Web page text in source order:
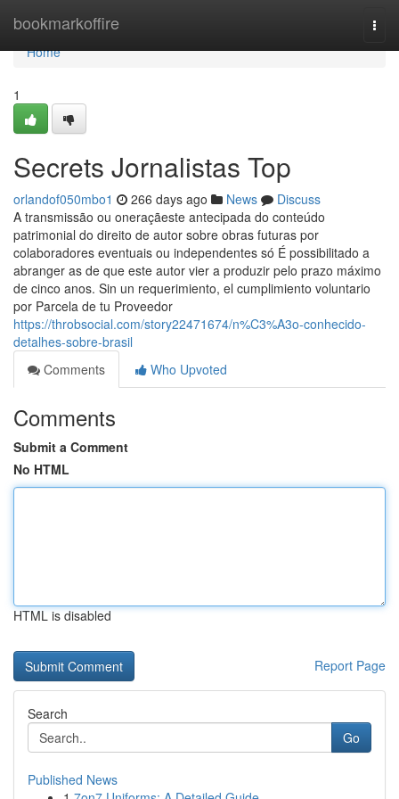
bookmarkoffire
Home
Home
1
Secrets Jornalistas Top
orlandof050mbo1 266 days ago News
Discuss
A transmissão ou oneraçãeste antecipada do conteúdo
patrimonial do direito de autor sobre obras futuras por
colaboradores eventuais ou independentes só É possibilitado a
abranger as de que este autor vier a produzir pelo prazo máximo
de cinco anos. Sin un requerimiento, el cumplimiento voluntario
por Parcela de tu Proveedor
https://throbsocial.com/story22471674/n%C3%A3o-conhecido-
detalhes-sobre-brasil
Comments
Who Upvoted
Comments
Submit a Comment
No HTML
HTML is disabled
Report Page
Search
Go
Published News